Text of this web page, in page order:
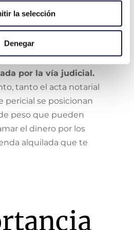
la selección
Denegar
lo cierto es que,en
puede que se nieguen
Si esto
de preparar
daños en la
por la vía judicial.
tanto el acta notarial
pericial se posicionan
peso que pueden
el dinero por los
alquilada que te